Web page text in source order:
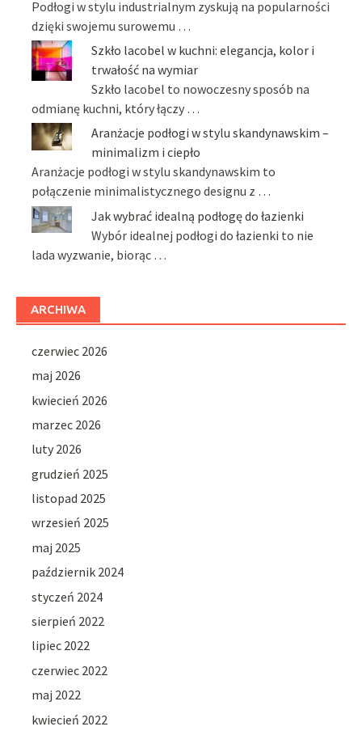
Podłogi w stylu industrialnym zyskują na popularności
dzięki swojemu surowemu …
Szkło lacobel w kuchni: elegancja, kolor i
trwałość na wymiar
Szkło lacobel to nowoczesny sposób na
odmianę kuchni, który łączy …
Aranżacje podłogi w stylu skandynawskim –
minimalizm i ciepło
Aranżacje podłogi w stylu skandynawskim to
połączenie minimalistycznego designu z …
Jak wybrać idealną podłogę do łazienki
Wybór idealnej podłogi do łazienki to nie
lada wyzwanie, biorąc …
ARCHIWA
czerwiec 2026
maj 2026
kwiecień 2026
marzec 2026
luty 2026
grudzień 2025
listopad 2025
wrzesień 2025
maj 2025
październik 2024
styczeń 2024
sierpień 2022
lipiec 2022
czerwiec 2022
maj 2022
kwiecień 2022